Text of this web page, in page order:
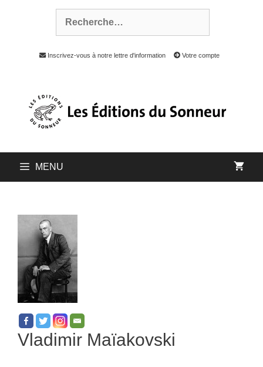
Inscrivez-vous à notre lettre d'information Votre compte
MENU
Vladimir Maïakovski